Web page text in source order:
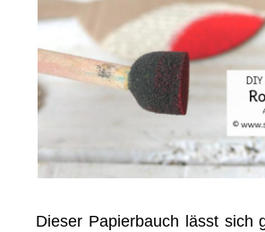
Dieser Papierbauch lässt sich